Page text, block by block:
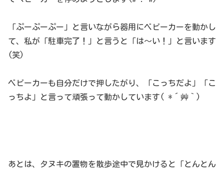
「ぷーぷーぷー」と言いながら器用にベビーカーを動かし
て、私が「駐車完了！」と言うと「は～い！」と言います
(笑)
ベビーカーも自分だけで押したがり、「こっちだよ」「こ
っちよ」と言って頑張って動かしています( *´艸｀)
あとは、タヌキの置物を散歩途中で見かけると「とんとん